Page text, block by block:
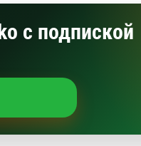
с подпиской